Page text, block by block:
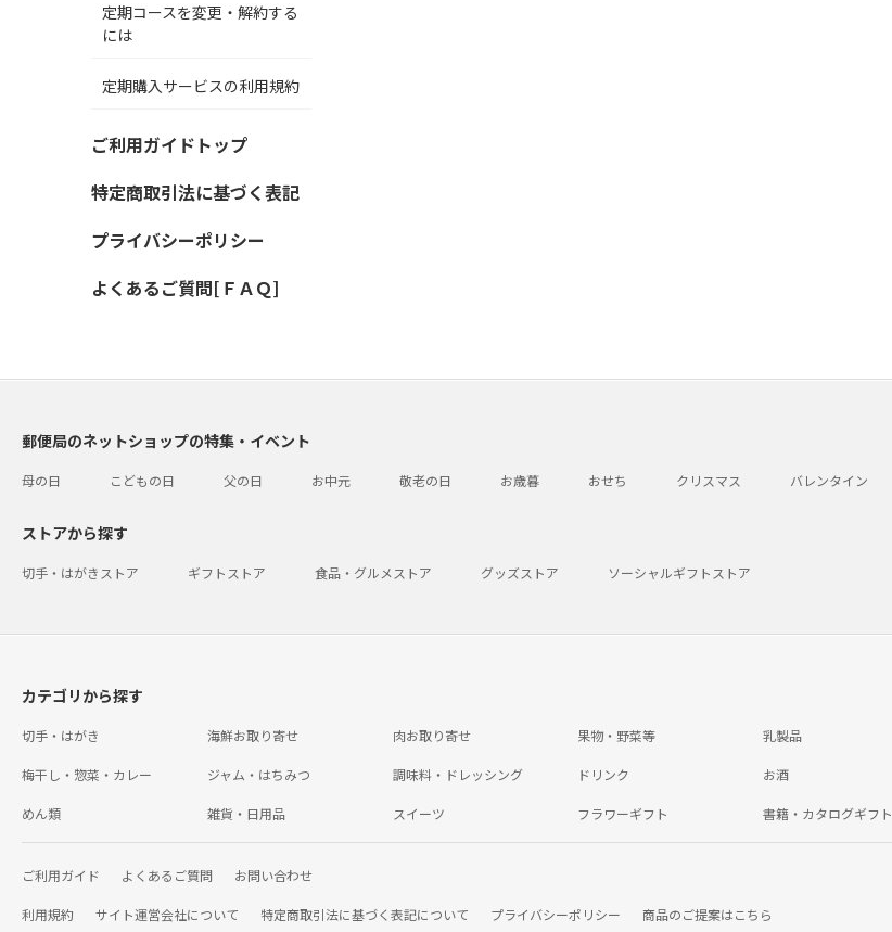
定期コースを変更・解約する
には
定期購入サービスの利用規約
ご利用ガイドトップ
特定商取引法に基づく表記
プライバシーポリシー
よくあるご質問[ＦＡＱ]
郵便局のネットショップの特集・イベント
母の日 こどもの日 父の日 お中元 敬老の日 お歳暮 おせち クリスマス バレンタイン
ストアから探す
切手・はがきストア ギフトストア 食品・グルメストア グッズストア ソーシャルギフトストア
カテゴリから探す
切手・はがき 海鮮お取り寄せ 肉お取り寄せ 果物・野菜等 乳製品
梅干し・惣菜・カレー ジャム・はちみつ 調味料・ドレッシング ドリンク お酒
めん類 雑貨・日用品 スイーツ フラワーギフト 書籍・カタログギフト
ご利用ガイド よくあるご質問 お問い合わせ
利用規約 サイト運営会社について 特定商取引法に基づく表記について プライバシーポリシー 商品のご提案はこちら